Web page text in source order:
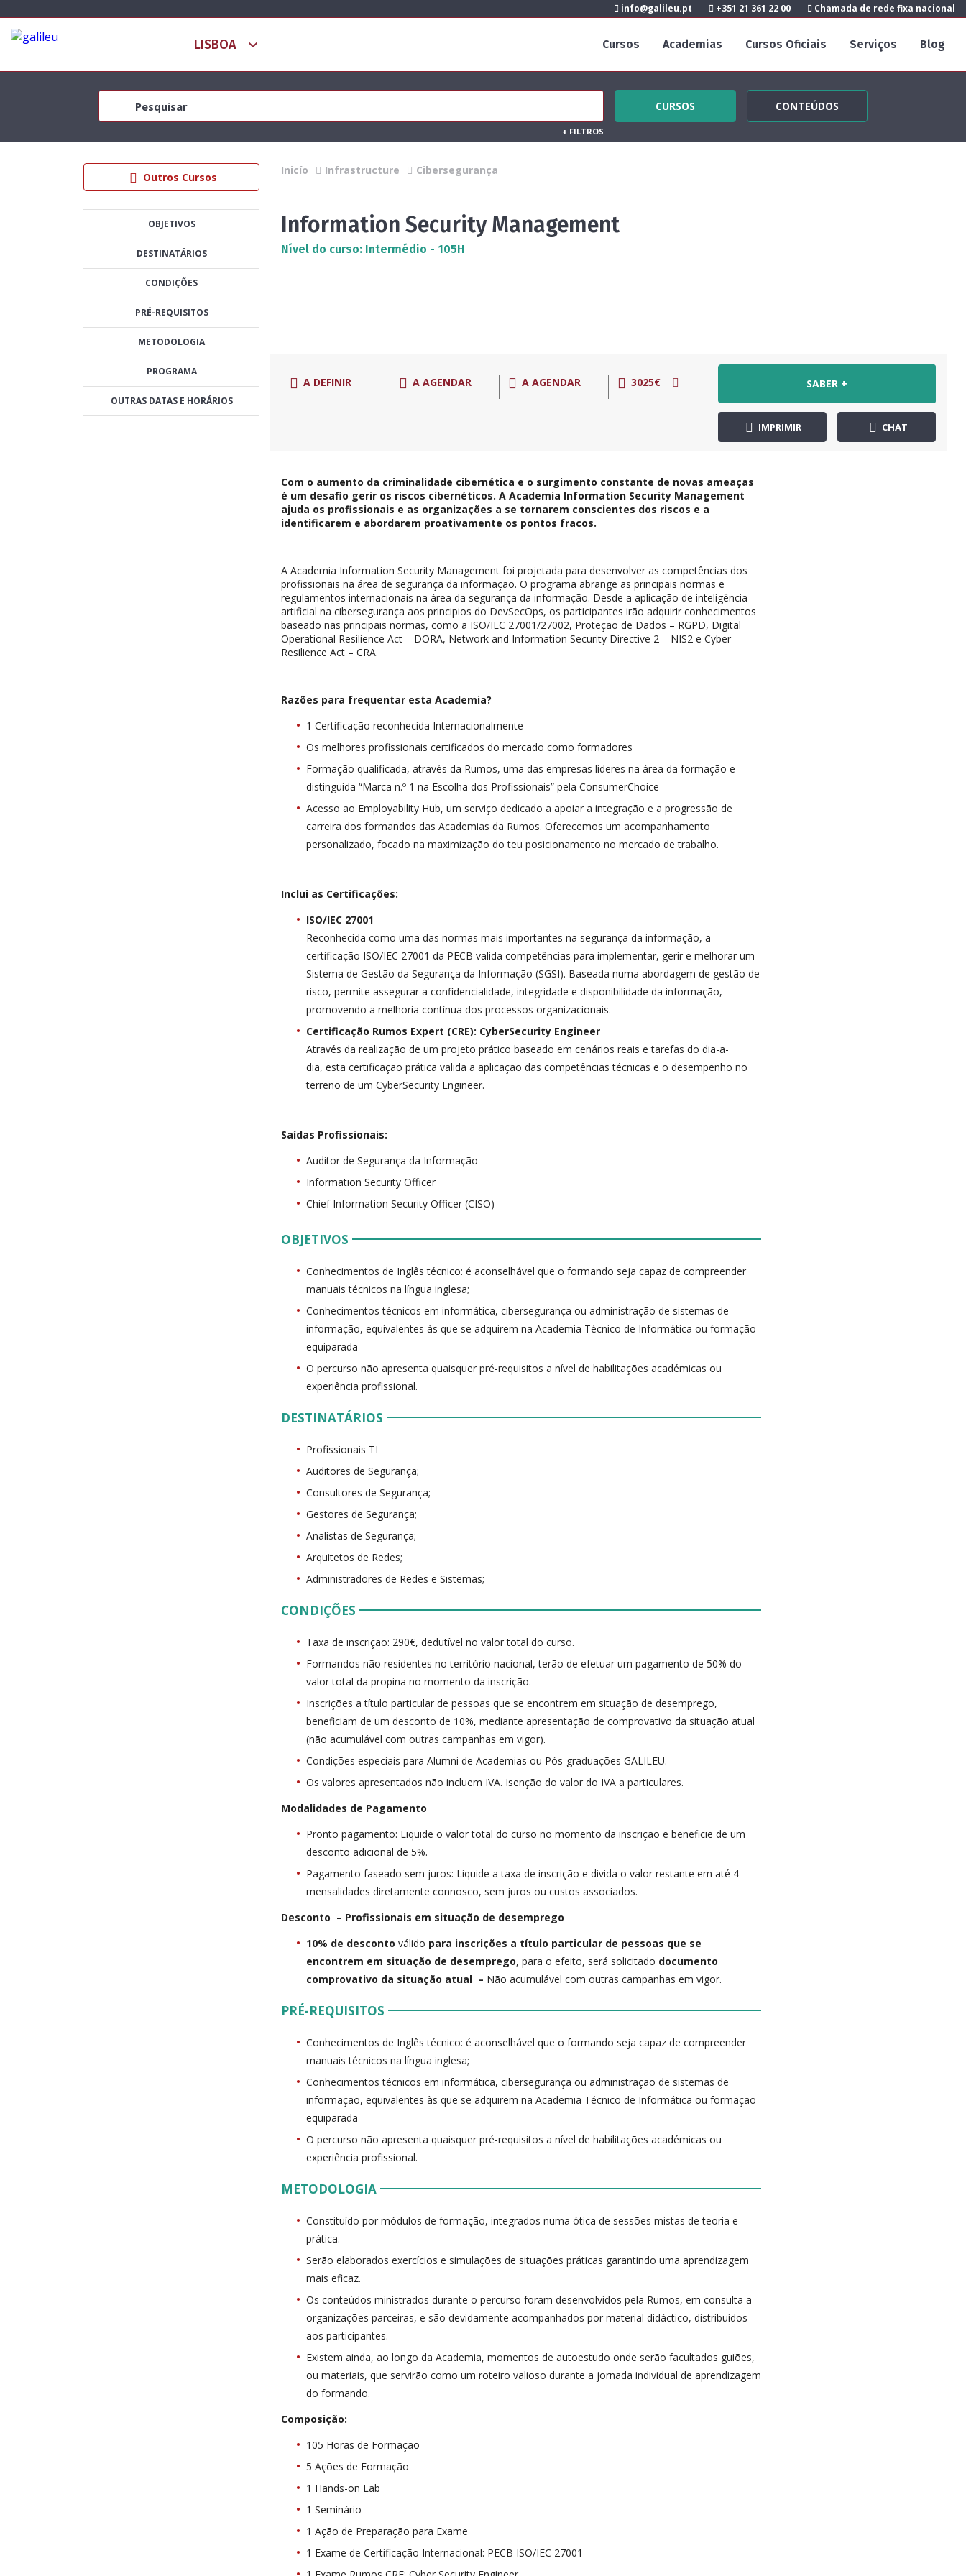
info@galileu.pt +351 21 361 22 00 Chamada de rede fixa nacional
Cursos Academias Cursos Oficiais Serviços Blog
CURSOS CONTEÚDOS
+ FILTROS
Outros Cursos
OBJETIVOS
DESTINATÁRIOS
CONDIÇÕES
PRÉ-REQUISITOS
METODOLOGIA
PROGRAMA
OUTRAS DATAS E HORÁRIOS
Inicío Infrastructure Cibersegurança
Information Security Management
Nível do curso: Intermédio - 105H
A DEFINIR A AGENDAR A AGENDAR 3025€ SABER +
IMPRIMIR CHAT
Com o aumento da criminalidade cibernética e o surgimento constante de novas ameaças
é um desafio gerir os riscos cibernéticos. A Academia Information Security Management
ajuda os profissionais e as organizações a se tornarem conscientes dos riscos e a
identificarem e abordarem proativamente os pontos fracos.
A Academia Information Security Management foi projetada para desenvolver as competências dos
profissionais na área de segurança da informação. O programa abrange as principais normas e
regulamentos internacionais na área da segurança da informação. Desde a aplicação de inteligência
artificial na cibersegurança aos principios do DevSecOps, os participantes irão adquirir conhecimentos
baseado nas principais normas, como a ISO/IEC 27001/27002, Proteção de Dados – RGPD, Digital
Operational Resilience Act – DORA, Network and Information Security Directive 2 – NIS2 e Cyber
Resilience Act – CRA.
Razões para frequentar esta Academia?
1 Certificação reconhecida Internacionalmente
Os melhores profissionais certificados do mercado como formadores
Formação qualificada, através da Rumos, uma das empresas líderes na área da formação e
distinguida “Marca n.º 1 na Escolha dos Profissionais” pela ConsumerChoice
Acesso ao Employability Hub, um serviço dedicado a apoiar a integração e a progressão de
carreira dos formandos das Academias da Rumos. Oferecemos um acompanhamento
personalizado, focado na maximização do teu posicionamento no mercado de trabalho.
Inclui as Certificações:
ISO/IEC 27001
Reconhecida como uma das normas mais importantes na segurança da informação, a
certificação ISO/IEC 27001 da PECB valida competências para implementar, gerir e melhorar um
Sistema de Gestão da Segurança da Informação (SGSI). Baseada numa abordagem de gestão de
risco, permite assegurar a confidencialidade, integridade e disponibilidade da informação,
promovendo a melhoria contínua dos processos organizacionais.
Certificação Rumos Expert (CRE): CyberSecurity Engineer
Através da realização de um projeto prático baseado em cenários reais e tarefas do dia-a-
dia, esta certificação prática valida a aplicação das competências técnicas e o desempenho no
terreno de um CyberSecurity Engineer.
Saídas Profissionais:
Auditor de Segurança da Informação
Information Security Officer
Chief Information Security Officer (CISO)
OBJETIVOS
Conhecimentos de Inglês técnico: é aconselhável que o formando seja capaz de compreender
manuais técnicos na língua inglesa;
Conhecimentos técnicos em informática, cibersegurança ou administração de sistemas de
informação, equivalentes às que se adquirem na Academia Técnico de Informática ou formação
equiparada
O percurso não apresenta quaisquer pré-requisitos a nível de habilitações académicas ou
experiência profissional.
DESTINATÁRIOS
Profissionais TI
Auditores de Segurança;
Consultores de Segurança;
Gestores de Segurança;
Analistas de Segurança;
Arquitetos de Redes;
Administradores de Redes e Sistemas;
CONDIÇÕES
Taxa de inscrição: 290€, dedutível no valor total do curso.
Formandos não residentes no território nacional, terão de efetuar um pagamento de 50% do
valor total da propina no momento da inscrição.
Inscrições a título particular de pessoas que se encontrem em situação de desemprego,
beneficiam de um desconto de 10%, mediante apresentação de comprovativo da situação atual
(não acumulável com outras campanhas em vigor).
Condições especiais para Alumni de Academias ou Pós-graduações GALILEU.
Os valores apresentados não incluem IVA. Isenção do valor do IVA a particulares.
Modalidades de Pagamento
Pronto pagamento: Liquide o valor total do curso no momento da inscrição e beneficie de um
desconto adicional de 5%.
Pagamento faseado sem juros: Liquide a taxa de inscrição e divida o valor restante em até 4
mensalidades diretamente connosco, sem juros ou custos associados.
Desconto – Profissionais em situação de desemprego
10% de desconto válido para inscrições a título particular de pessoas que se
encontrem em situação de desemprego, para o efeito, será solicitado documento
comprovativo da situação atual – Não acumulável com outras campanhas em vigor.
PRÉ-REQUISITOS
Conhecimentos de Inglês técnico: é aconselhável que o formando seja capaz de compreender
manuais técnicos na língua inglesa;
Conhecimentos técnicos em informática, cibersegurança ou administração de sistemas de
informação, equivalentes às que se adquirem na Academia Técnico de Informática ou formação
equiparada
O percurso não apresenta quaisquer pré-requisitos a nível de habilitações académicas ou
experiência profissional.
METODOLOGIA
Constituído por módulos de formação, integrados numa ótica de sessões mistas de teoria e
prática.
Serão elaborados exercícios e simulações de situações práticas garantindo uma aprendizagem
mais eficaz.
Os conteúdos ministrados durante o percurso foram desenvolvidos pela Rumos, em consulta a
organizações parceiras, e são devidamente acompanhados por material didáctico, distribuídos
aos participantes.
Existem ainda, ao longo da Academia, momentos de autoestudo onde serão facultados guiões,
ou materiais, que servirão como um roteiro valioso durante a jornada individual de aprendizagem
do formando.
Composição:
105 Horas de Formação
5 Ações de Formação
1 Hands-on Lab
1 Seminário
1 Ação de Preparação para Exame
1 Exame de Certificação Internacional: PECB ISO/IEC 27001